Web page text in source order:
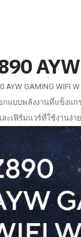
AYW GAMING
กแบบพลังงานที่แข็งแ
เฟิร์มแวร์ที่ใช้งานง่า